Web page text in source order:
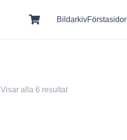
BildarkivFörstasidor
Visar alla 6 resultat